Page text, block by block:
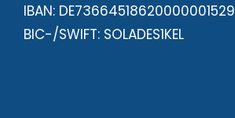
IBAN: DE73664518620000001529
BIC-/SWIFT: SOLADES1KEL